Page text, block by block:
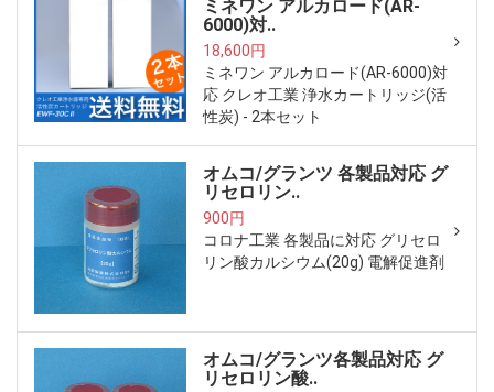
ミネワン アルカロード(AR-
6000)対..
18,600円
ミネワン アルカロード(AR-6000)対
応 クレオ工業 浄水カートリッジ(活
性炭) - 2本セット
オムコ/グランツ 各製品対応 グ
リセロリン..
900円
コロナ工業 各製品に対応 グリセロ
リン酸カルシウム(20g) 電解促進剤
オムコ/グランツ各製品対応 グ
リセロリン酸..